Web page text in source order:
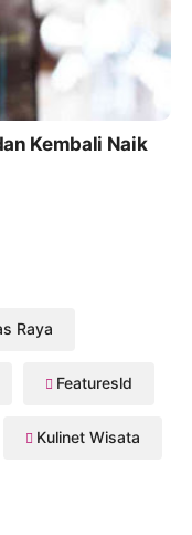
Kembali Naik
Raya
Featuresld
Kulinet Wisata